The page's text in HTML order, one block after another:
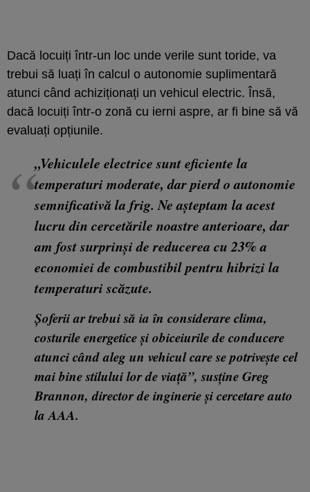
Dacă locuiți într-un loc unde verile sunt toride, va
trebui să luați în calcul o autonomie suplimentară
atunci când achiziționați un vehicul electric. Însă,
dacă locuiți într-o zonă cu ierni aspre, ar fi bine să vă
evaluați opțiunile.
„Vehiculele electrice sunt eficiente la
temperaturi moderate, dar pierd o autonomie
semnificativă la frig. Ne așteptam la acest
lucru din cercetările noastre anterioare, dar
am fost surprinși de reducerea cu 23% a
economiei de combustibil pentru hibrizi la
temperaturi scăzute.
Șoferii ar trebui să ia în considerare clima,
costurile energetice și obiceiurile de conducere
atunci când aleg un vehicul care se potrivește cel
mai bine stilului lor de viață”, susține Greg
Brannon, director de inginerie și cercetare auto
la AAA.